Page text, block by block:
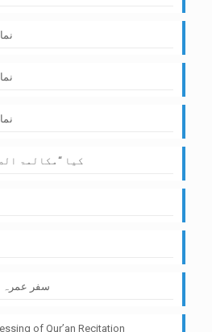
کیا “مکالمۃ
سفر عمرہ –
of Qur’an Recitation